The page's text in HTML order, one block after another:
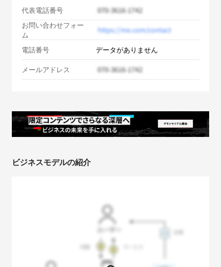
代表電話番号
お問い合わせフォー
ム
電話番号
データがありません
メールアドレス
ビジネスモデルの紹介